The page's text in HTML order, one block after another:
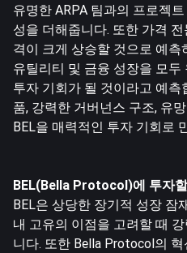
유명한 ARPA 팀과의 프로젝
성을 더해줍니다. 또한 가격
격이 크게 상승할 것으로 예측
유틸리티 및 금융 성장을 모
투자 기회가 될 것이라고 예측
품, 강력한 거버넌스 구조, 유
BEL을 매력적인 투자 기회로
BEL(Bella Protocol)에 투자
BEL은 상당한 장기적 성장 잠
내 고유의 이점을 고려할 때
니다. 또한 Bella Protocol의